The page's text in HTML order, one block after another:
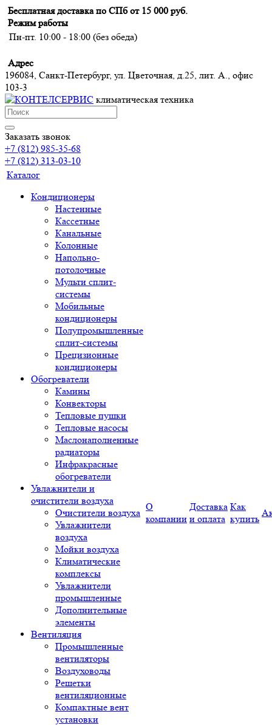
Бесплатная доставка по СПб от 15 000 руб.
Режим работы
Пн-пт. 10:00 - 18:00 (без обеда)
Адрес
196084, Санкт-Петербург, ул. Цветочная, д.25, лит. А., офис
103-3
климатическая техника
Заказать звонок
+7 (812) 985-35-68
+7 (812) 313-03-10
Каталог
Кондиционеры
Настенные
Кассетные
Канальные
Колонные
Напольно-
потолочные
Мульти сплит-
системы
Мобильные
кондиционеры
Полупромышленные
сплит-системы
Прецизионные
кондиционеры
Обогреватели
Камины
Конвекторы
Тепловые пушки
Тепловые насосы
Маслонаполненные
радиаторы
Инфракрасные
обогреватели
Увлажнители и
очистители воздуха
Очистители воздуха
Увлажнители
воздуха
Мойки воздуха
Климатические
комплексы
Увлажнители
промышленные
Дополнительные
элементы
Вентиляция
Промышленные
вентиляторы
Воздуховоды
Решетки
вентиляционные
Компактные вент
установки
О
компании
Доставка
и оплата
Как
купить